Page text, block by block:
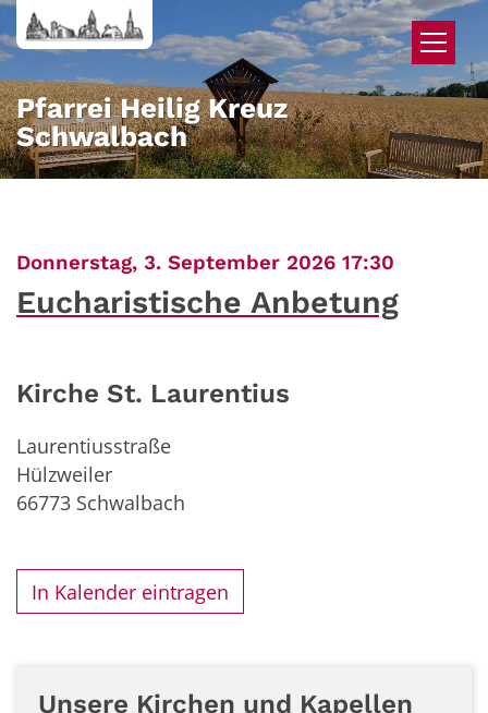
Zum Inhalt springen
Pfarrei Heilig Kreuz
Schwalbach
Donnerstag, 3. September 2026 17:30
Eucharistische Anbetung
Kirche St. Laurentius
Laurentiusstraße
Hülzweiler
66773 Schwalbach
In Kalender eintragen
Unsere Kirchen und Kapellen